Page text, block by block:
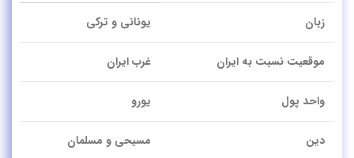
زبان یونانی و ترکی
موقعیت نسبت به ایران غرب ایران
واحد پول یورو
دین مسیحی و مسلمان